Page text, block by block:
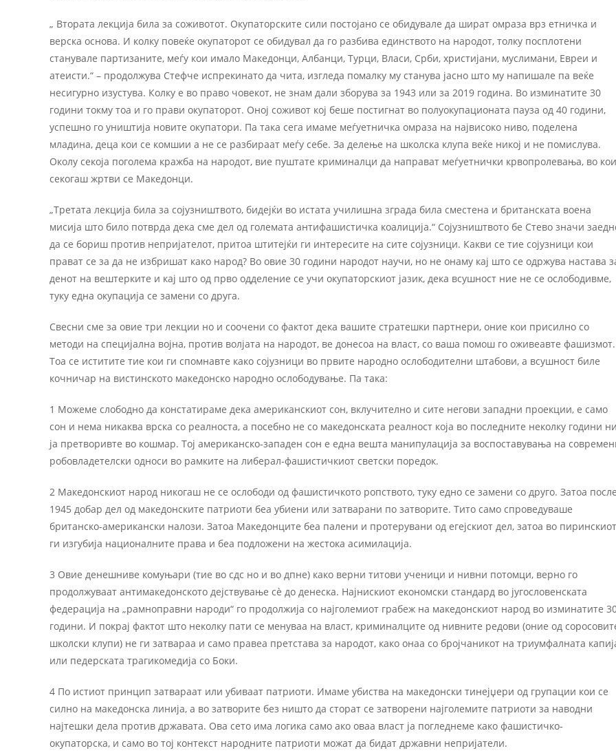
„ Втората лекција била за соживотот. Окупаторските сили постојано се обидувале да шират омраза врз етничка и
верска основа. И колку повеќе окупаторот се обидувал да го разбива единството на народот, толку посплотени
станувале партизаните, меѓу кои имало Македонци, Албанци, Турци, Власи, Срби, христијани, муслимани, Евреи и
атеисти.“ – продолжува Стефче испрекинато да чита, изгледа помалку му станува јасно што му напишале па веќе
несигурно изустува. Колку е во право човекот, не знам дали зборува за 1943 или за 2019 година. Во изминатите 30
години токму тоа и го прави окупаторот. Оној соживот кој беше постигнат во полуокупационата пауза од 40 години,
успешно го уништија новите окупатори. Па така сега имаме меѓуетничка омраза на највисоко ниво, поделена
младина, деца кои се комшии а не се разбираат меѓу себе. За делење на школска клупа веќе никој и не помислува.
Околу секоја поголема кражба на народот, вие пуштате криминалци да направат меѓуетнички крвопролевања, во кои
секогаш жртви се Македонци.
„Третата лекција била за сојузништвото, бидејќи во истата училишна зграда била сместена и британската воена
мисија што било потврда дека сме дел од големата антифашистичка коалиција.“ Сојузништвото бе Стево значи
да се бориш против непријателот, притоа штитејќи ги интересите на сите сојузници. Какви се тие сојузници кои
прават се за да не избришат како народ? Во овие 30 години народот научи, но не онаму кај што се одржува настава
денот на вештерките и кај што од прво одделение се учи окупаторскиот јазик, дека всушност ние не се ослободивме,
туку една окупација се замени со друга.
Свесни сме за овие три лекции но и соочени со фактот дека вашите стратешки партнери, оние кои присилно со
методи на специјална војна, против волјата на народот, ве донесоа на власт, со ваша помош го оживеавте фашизмот.
Тоа се иститите тие кои ги спомнавте како сојузници во првите народно ослободителни штабови, а всушност биле
кочничар на вистинското македонско народно ослободување. Па така:
1 Можеме слободно да констатираме дека американскиот сон, вклучително и сите негови западни проекции, е само
сон и нема никаква врска со реалноста, а посебно не со македонската реалност која во последните неколку години ни
ја претворивте во кошмар. Тој американско-западен сон е една вешта манипулација за воспоставувања на
робовладетелски односи во рамките на либерал-фашистичкиот светски поредок.
2 Македонскиот народ никогаш не се ослободи од фашистичкото ропството, туку едно се замени со друго. Затоа после
1945 добар дел од македонските патриоти беа убиени или затварани по затворите. Тито само спроведуваше
британско-американски налози. Затоа Македонците беа палени и протерувани од егејскиот дел, затоа во пиринскиот
ги изгубија националните права и беа подложени на жестока асимилација.
3 Овие денешниве комуњари (тие во сдс но и во дпне) како верни титови ученици и нивни потомци, верно го
продолжуваат антимакедонското дејствување сѐ до денеска. Најнискиот економски стандард во југословенската
федерација на „рамноправни народи“ го продолжија со најголемиот грабеж на македонскиот народ во изминатите
години. И покрај фактот што неколку пати се менуваа на власт, криминалците од нивните редови (оние од
школски клупи) не ги затвараа и само правеа претстава за народот, како онаа со бројчаникот на триумфалната
или педерската трагикомедија со Боки.
4 По истиот принцип затвараат или убиваат патриоти. Имаме убиства на македонски тинејџери од групации кои се
силно на македонска линија, а во затворите без ништо да сторат се затворени најголемите патриоти за наводни
најтешки дела против државата. Ова сето има логика само ако оваа власт ја погледнеме како фашистичко-
окупаторска, и само во тој контекст народните патриоти можат да бидат државни непријатели.